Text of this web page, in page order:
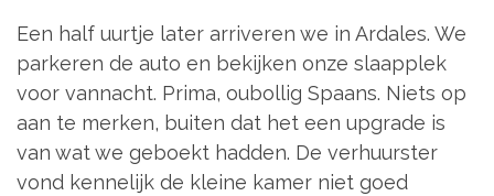
Een half uurtje later arriveren we in Ardales. We
parkeren de auto en bekijken onze slaapplek
voor vannacht. Prima, oubollig Spaans. Niets op
aan te merken, buiten dat het een upgrade is
van wat we geboekt hadden. De verhuurster
vond kennelijk de kleine kamer niet goed